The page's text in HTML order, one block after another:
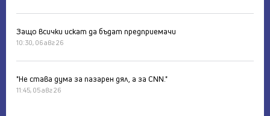
Защо всички искат да бъдат предприемачи
10:30, 06 авг 26
"Не става дума за пазарен дял, а за CNN."
11:45, 05 авг 26